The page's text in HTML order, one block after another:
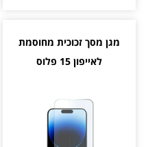
מגן מסך זכוכית מחוסמת
לאייפון 15 פלוס